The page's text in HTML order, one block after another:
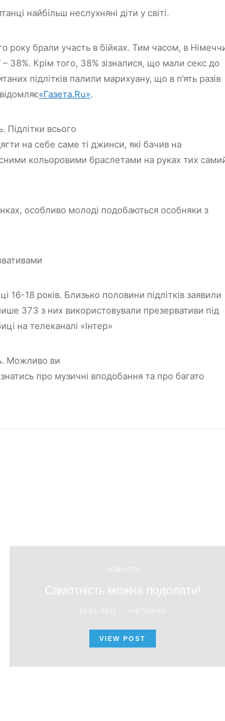
найбільш неслухняні діти у світі.
року брали участь в бійках. Тим часом, в
– 38%. Крім того, 38% зізналися, що мали секс до
підлітків палили марихуану, що в п’ять разів
«Газета.Ru».
Підлітки всього
на себе саме ті джинси, які бачив на
кольоровими браслетами на руках тих
особливо молоді подобаються особняки з
16-18 років. Близько половини підлітків заявили
373 з них використовували презервативи під
на телеканалі «Інтер»
Можливо ви
про музичні вподобання та про багато
НОВОСТИ
Самотність можна подолати!
VIKTORIYA
VIEW POST